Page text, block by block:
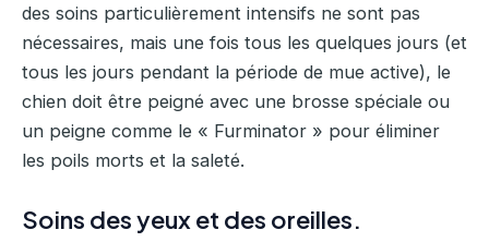
des soins particulièrement intensifs ne sont pas
nécessaires, mais une fois tous les quelques jours (et
tous les jours pendant la période de mue active), le
chien doit être peigné avec une brosse spéciale ou
un peigne comme le « Furminator » pour éliminer
les poils morts et la saleté.
Soins des yeux et des oreilles.